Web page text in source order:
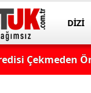
DİZİ
Çekmeden